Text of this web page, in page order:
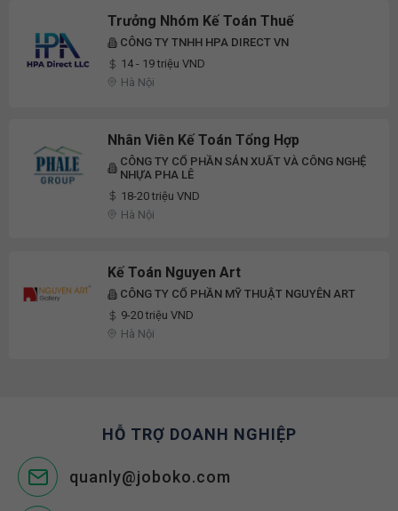
Trưởng Nhóm Kế Toán Thuế
CÔNG TY TNHH HPA DIRECT VN
14 - 19 triệu VND
Hà Nội
Nhân Viên Kế Toán Tổng Hợp
CÔNG TY CỔ PHẦN SẢN XUẤT VÀ CÔNG NGHỆ
NHỰA PHA LÊ
18-20 triệu VND
Hà Nội
Kế Toán Nguyen Art
CÔNG TY CỔ PHẦN MỸ THUẬT NGUYÊN ART
9-20 triệu VND
Hà Nội
HỖ TRỢ DOANH NGHIỆP
quanly@joboko.com